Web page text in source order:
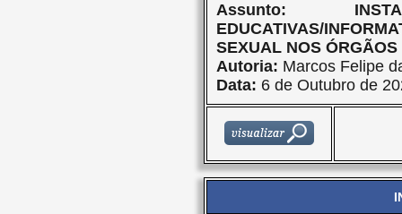
Assunto:
EDUCATIVAS/
SEXUAL NOS
Autoria: Marcos Felipe
Data: 6 de Outubro de